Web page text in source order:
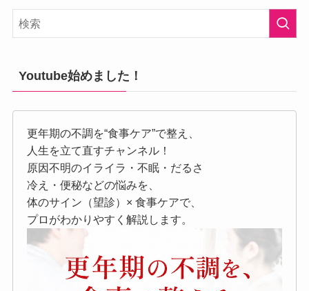
Youtube始めました！
更年期の不調を“食事ケア”で整え、
人生を立て直すチャンネル！
原因不明のイライラ・不眠・だるさ
冷え・便秘などの悩みを、
体のサイン（望診）× 食事ケアで、
プロがわかりやすく解説します。